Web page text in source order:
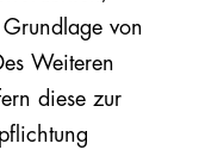
von
Weiteren
diese zur